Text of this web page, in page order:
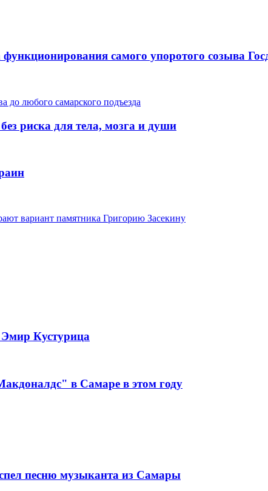
самого упоротого созыва
любого самарского подъезда
риска для тела, мозга и души
памятника Григорию Засекину
Кустурица
в Самаре в этом году
песню музыканта из Самары